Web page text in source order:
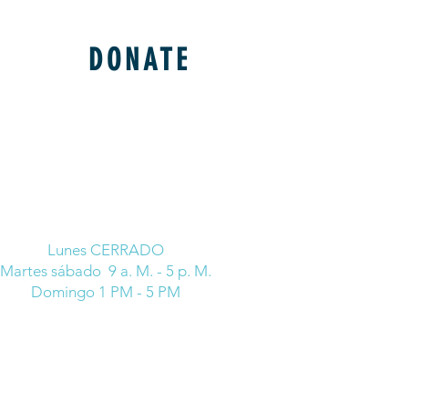
DONATE
Lunes CERRADO
Martes sábado 9 a. M. - 5 p. M.
Domingo 1 PM - 5 PM